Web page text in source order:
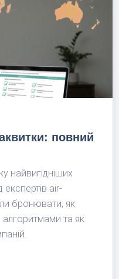
повний
найвигідніших
експертів air-
бронювати, як
та як